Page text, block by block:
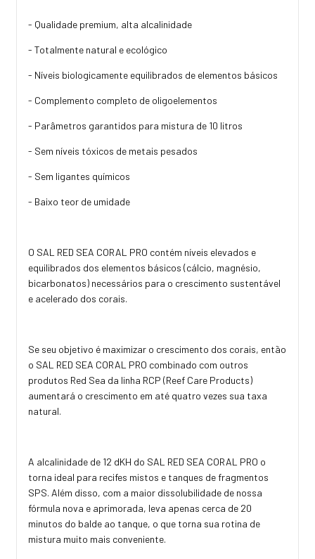
- Qualidade premium, alta alcalinidade
- Totalmente natural e ecológico
- Níveis biologicamente equilibrados de elementos básicos
- Complemento completo de oligoelementos
- Parâmetros garantidos para mistura de 10 litros
- Sem níveis tóxicos de metais pesados
- Sem ligantes químicos
- Baixo teor de umidade
O SAL RED SEA CORAL PRO contém níveis elevados e
equilibrados dos elementos básicos (cálcio, magnésio,
bicarbonatos) necessários para o crescimento sustentável
e acelerado dos corais.
Se seu objetivo é maximizar o crescimento dos corais, então
o SAL RED SEA CORAL PRO combinado com outros
produtos Red Sea da linha RCP (Reef Care Products)
aumentará o crescimento em até quatro vezes sua taxa
natural.
A alcalinidade de 12 dKH do SAL RED SEA CORAL PRO o
torna ideal para recifes mistos e tanques de fragmentos
SPS. Além disso, com a maior dissolubilidade de nossa
fórmula nova e aprimorada, leva apenas cerca de 20
minutos do balde ao tanque, o que torna sua rotina de
mistura muito mais conveniente.